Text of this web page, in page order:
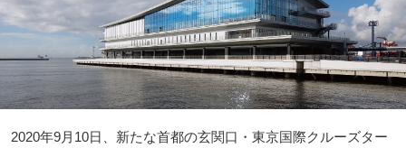
2020年9月10日、新たな首都の玄関口・東京国際クルーズター